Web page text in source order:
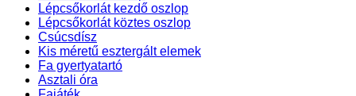
Lépcsőkorlát kezdő oszlop
Lépcsőkorlát köztes oszlop
Csúcsdísz
Kis méretű esztergált elemek
Fa gyertyatartó
Asztali óra